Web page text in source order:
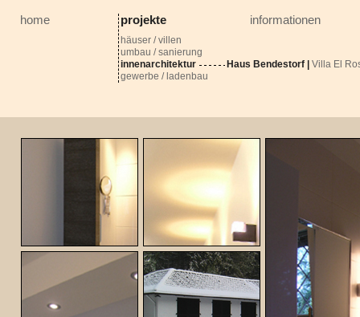
home projekte
häuser / villen
umbau / sanierung
innenarchitektur
Haus Bendestorf
Villa El
gewerbe / ladenbau
informationen